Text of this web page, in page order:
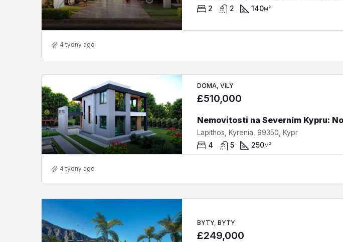
2
2 140м²
4 týdny ago
DOMA, VILY
£510,000
Lapithos, Kyrenia, 99350, Kypr
4
5 250м²
4 týdny ago
BYTY, BYTY
£249,000